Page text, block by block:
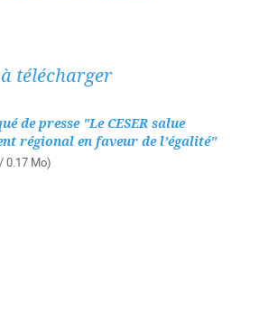
télécharger
de presse "Le CESER salue
régional en faveur de l’égalité"
0.17 Mo)